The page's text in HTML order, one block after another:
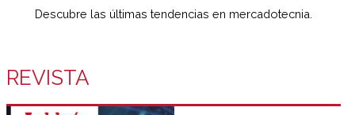
Descubre las últimas tendencias en mercadotecnia.
REVISTA